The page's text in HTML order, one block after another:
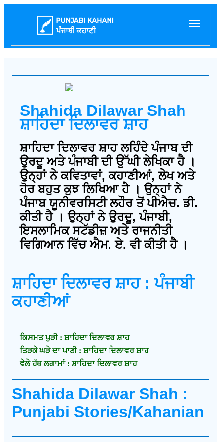
Shahida Dilawar Shah
ਸ਼ਾਹਿਦਾ ਦਿਲਾਵਰ ਸ਼ਾਹ
ਸ਼ਾਹਿਦਾ ਦਿਲਾਵਰ ਸ਼ਾਹ ਲਹਿੰਦੇ ਪੰਜਾਬ ਦੀ
ਉਰਦੂ ਅਤੇ ਪੰਜਾਬੀ ਦੀ ਉੱਘੀ ਲੇਖਿਕਾ ਹੈ ।
ਉਨ੍ਹਾਂ ਨੇ ਕਵਿਤਾਵਾਂ, ਕਹਾਣੀਆਂ, ਲੇਖ ਅਤੇ
ਹੋਰ ਬਹੁਤ ਕੁਝ ਲਿਖਿਆ ਹੈ । ਉਨ੍ਹਾਂ ਨੇ
ਪੰਜਾਬ ਯੂਨੀਵਰਸਿਟੀ ਲਹੌਰ ਤੋਂ ਪੀਐਚ. ਡੀ.
ਕੀਤੀ ਹੈ । ਉਨ੍ਹਾਂ ਨੇ ਉਰਦੂ, ਪੰਜਾਬੀ,
ਇਸਲਾਮਿਕ ਸਟੱਡੀਜ਼ ਅਤੇ ਰਾਜਨੀਤੀ
ਵਿਗਿਆਨ ਵਿੱਚ ਐਮ. ਏ. ਵੀ ਕੀਤੀ ਹੈ ।
ਸ਼ਾਹਿਦਾ ਦਿਲਾਵਰ ਸ਼ਾਹ : ਪੰਜਾਬੀ
ਕਹਾਣੀਆਂ
ਕਿਸਮਤ ਪੁੜੀ : ਸ਼ਾਹਿਦਾ ਦਿਲਾਵਰ ਸ਼ਾਹ
ਤਿੜਕੇ ਘੜੇ ਦਾ ਪਾਣੀ : ਸ਼ਾਹਿਦਾ ਦਿਲਾਵਰ ਸ਼ਾਹ
ਵੇਲੇ ਹੱਥ ਲਗਾਮਾਂ : ਸ਼ਾਹਿਦਾ ਦਿਲਾਵਰ ਸ਼ਾਹ
Shahida Dilawar Shah :
Punjabi Stories/Kahanian